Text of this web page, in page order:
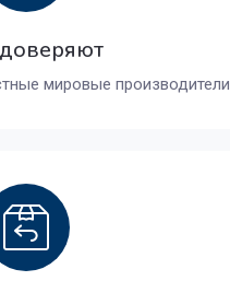
мировые производители